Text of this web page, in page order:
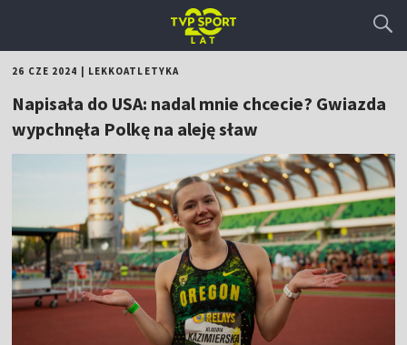
26 CZE 2024 LEKKOATLETYKA
Napisała do USA: nadal mnie chcecie? Gwiazda
wypchnęła Polkę na aleję sław